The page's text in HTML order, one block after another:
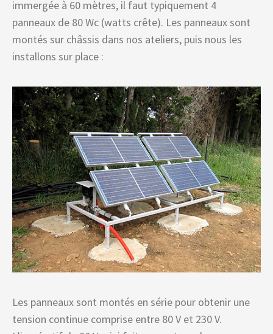
immergée à 60 mètres, il faut typiquement 4
panneaux de 80 Wc (watts crête). Les panneaux sont
montés sur châssis dans nos ateliers, puis nous les
installons sur place :
Les panneaux sont montés en série pour obtenir une
tension continue comprise entre 80 V et 230 V.